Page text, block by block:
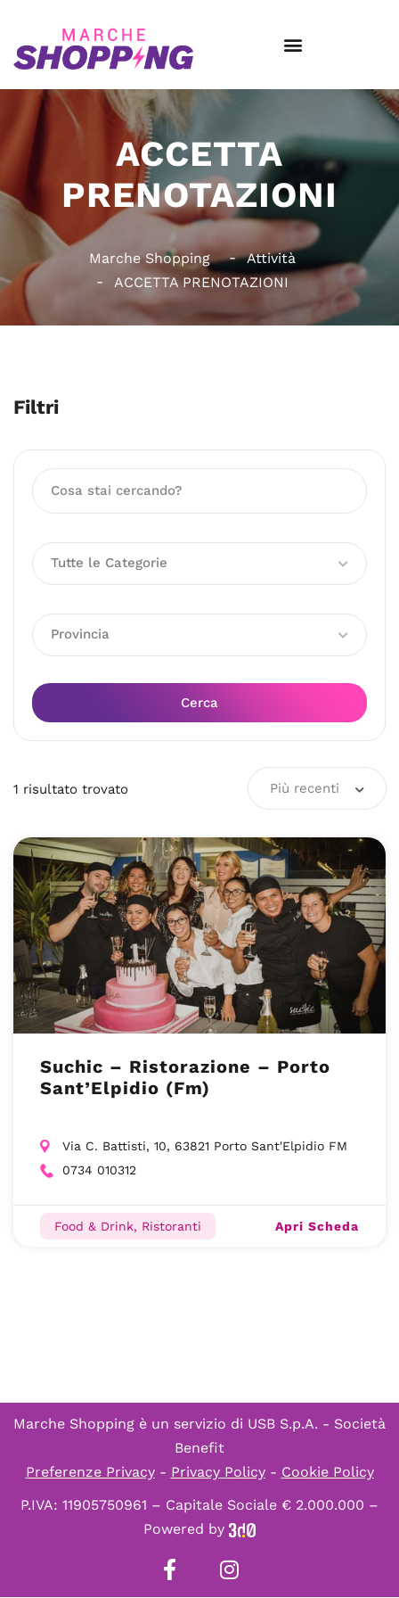
ACCETTA
PRENOTAZIONI
Marche Shopping
Attività
ACCETTA PRENOTAZIONI
Filtri
Tutte le Categorie
Provincia
Cerca
1 risultato trovato Più recenti
Suchic – Ristorazione – Porto
Sant’Elpidio (Fm)
Via C. Battisti, 10, 63821 Porto Sant'Elpidio FM
0734 010312
Food & Drink, Ristoranti Apri Scheda
Marche Shopping è un servizio di USB S.p.A. - Società
Benefit
Preferenze Privacy- Privacy Policy- Cookie Policy
P.IVA: 11905750961 – Capitale Sociale € 2.000.000 –
Powered by